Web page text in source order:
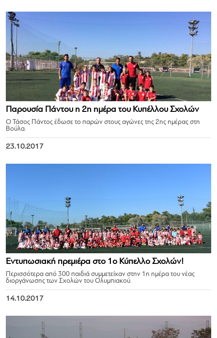
Παρουσία Πάντου η 2η ημέρα του Κυπέλλου Σχολών
Ο Τάσος Πάντος έδωσε το παρών στους αγώνες της 2ης ημέρας στη
Βούλα.
23.10.2017
Εντυπωσιακή πρεμιέρα στο 1ο Κύπελλο Σχολών!
Περισσότερα από 300 παιδιά συμμετείχαν στην 1η ημέρα του νέας
διοργάνωσης των Σχολών του Ολυμπιακού.
14.10.2017